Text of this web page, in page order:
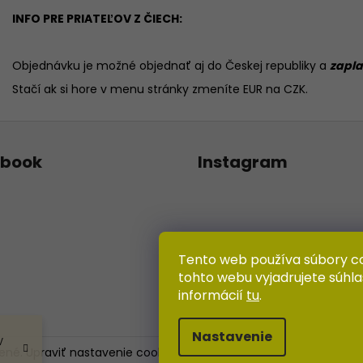
Tento web používa súbory
tohto webu vyjadrujete
informácií tu.
Nastavenie
INFO PRE PRIATEĽOV Z ČIECH:
Objednávku je možné objednať aj do Českej republiky a
Stačí ak si hore v menu stránky zmeníte EUR na CZK.
Instagram
Upraviť nastavenie cookies